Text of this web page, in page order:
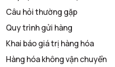
Câu hỏi thường gặp
Quy trình gửi hàng
Khai báo giá trị hàng hóa
Hàng hóa không vận chuyển